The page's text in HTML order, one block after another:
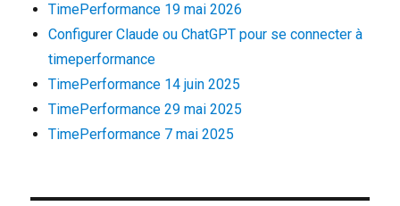
TimePerformance 19 mai 2026
Configurer Claude ou ChatGPT pour se connecter à
timeperformance
TimePerformance 14 juin 2025
TimePerformance 29 mai 2025
TimePerformance 7 mai 2025